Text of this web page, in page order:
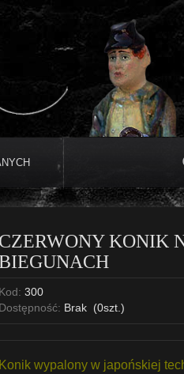
CZERWONY KONIK
Kod: 300
Dostępność: Brak (0szt.)
Konik wypalony w japońskiej